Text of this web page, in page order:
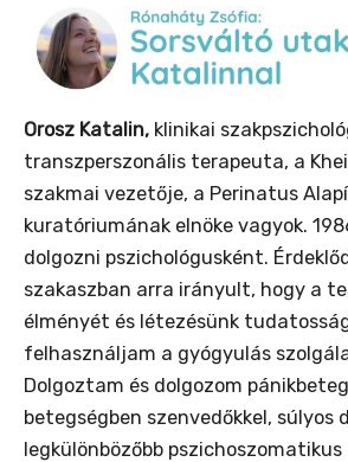
Orosz Katalin, klinikai
transzperszonális terapeuta, a
szakmai vezetője, a Perinatus
kuratóriumának elnöke vagyok.
dolgozni pszichológusként.
szakaszban arra irányult, hogy a
élményét és létezésünk
felhasználjam a gyógyulás
Dolgoztam és dolgozom
betegségben szenvedőkkel, súlyos
legkülönbözőbb pszichoszomatikus